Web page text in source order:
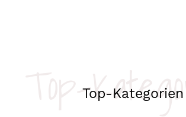
Top-Kategorien
Top-